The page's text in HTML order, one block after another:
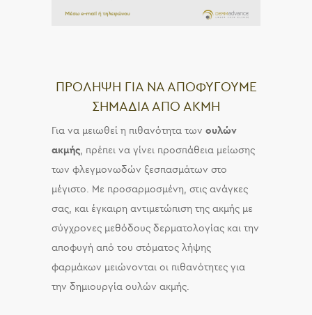
ΠΡΟΛΗΨΗ ΓΙΑ ΝΑ ΑΠΟΦΥΓΟΥΜΕ
ΣΗΜΑΔΙΑ ΑΠΟ ΑΚΜΗ
Για να μειωθεί η πιθανότητα των ουλών
ακμής, πρέπει να γίνει προσπάθεια μείωσης
των φλεγμονωδών ξεσπασμάτων στο
μέγιστο. Με προσαρμοσμένη, στις ανάγκες
σας, και έγκαιρη αντιμετώπιση της ακμής με
σύγχρονες μεθόδους δερματολογίας και την
αποφυγή από του στόματος λήψης
φαρμάκων μειώνονται οι πιθανότητες για
την δημιουργία ουλών ακμής.